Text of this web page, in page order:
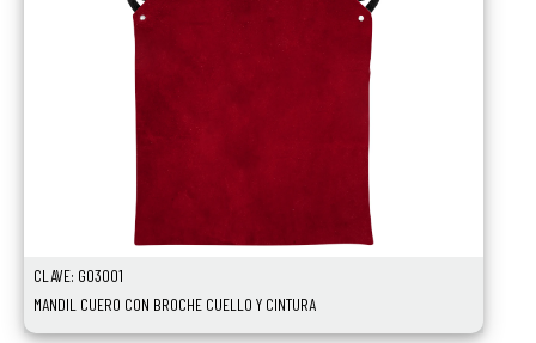
CLAVE: GO3001
MANDIL CUERO CON BROCHE CUELLO Y CINTURA